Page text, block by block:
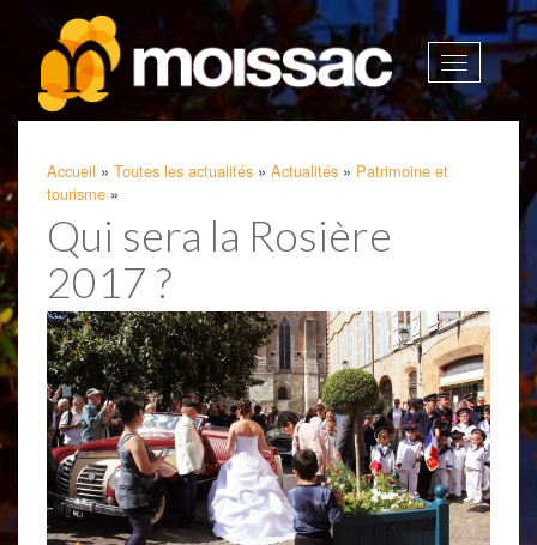
Afficher
la
Accueil » Toutes les actualités » Actualités » Patrimoine et
tourisme »
Qui sera la Rosière
2017 ?